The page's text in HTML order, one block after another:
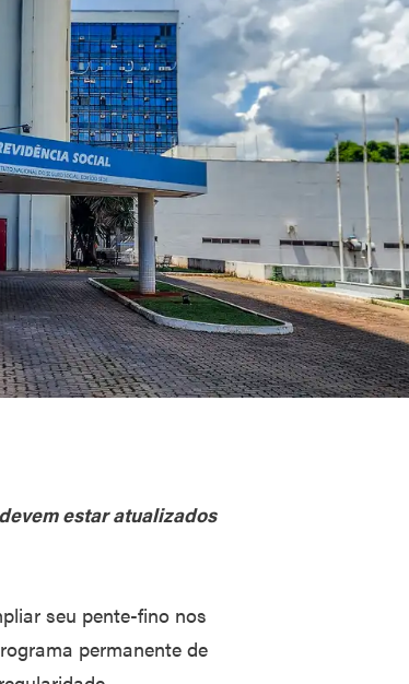
estar atualizados
seu pente-fino nos
permanente de